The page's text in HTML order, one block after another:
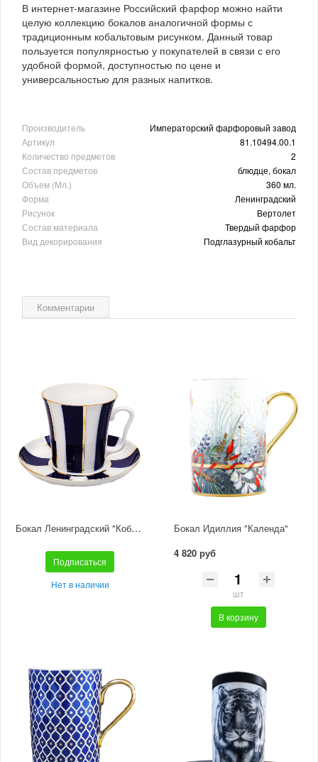
В интернет-магазине Российский фарфор можно найти
целую коллекцию бокалов аналогичной формы с
традиционным кобальтовым рисунком. Данный товар
пользуется популярностью у покупателей в связи с его
удобной формой, доступностью по цене и
универсальностью для разных напитков.
Производитель
Императорский фарфоровый завод
Артикул
81.10494.00.1
Количество предметов
2
Состав предметов
блюдце, бокал
Объем (Мл.)
360 мл.
Форма
Ленинградский
Рисунок
Вертолет
Состав материала
Твердый фарфор
Вид декорирования
Подглазурный кобальт
Комментарии
Бокал Ленинградский "Кобальтовые полосы"
Подписаться
Нет в наличии
Бокал Идиллия "Календа"
4 820 руб
шт
В корзину